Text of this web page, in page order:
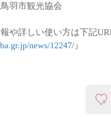
羽市観光協会
や詳しい使い方は下記
news/12247/ 』